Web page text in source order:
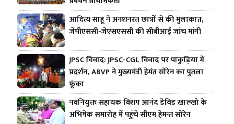
आदित्य साहू ने अनशनरत छात्रों से की मुलाकात,
जेपीएससी-जेएसएससी की सीबीआई जांच मांगी
JPSC विवाद: JPSC-CGL विवाद पर पाकुड़िया में
प्रदर्शन, ABVP ने मुख्यमंत्री हेमंत सोरेन का पुतला
फूंका
नवनियुक्त सहायक बिशप आनंद डेविड खाल्खो के
अभिषेक समारोह में पहुंचे सीएम हेमन्त सोरेन